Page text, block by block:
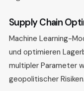
Supply Chain
Machine Learning-
und optimieren
multipler Parameter
geopolitischer Risiken.